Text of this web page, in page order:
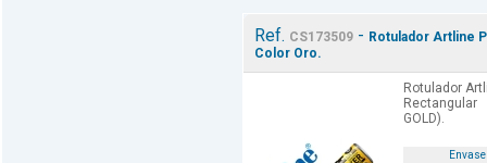
Ref. CS173509- Rotulador Artline
Color Oro.
Rotulador
GOLD).
Envase